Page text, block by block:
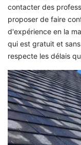
contacter des
proposer de faire
d'expérience en la
qui est gratuit et
respecte les délais